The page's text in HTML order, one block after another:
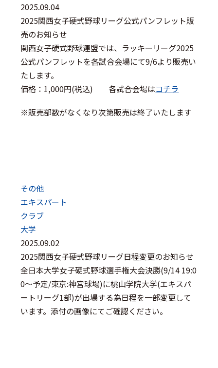
2025.09.04
2025関西女子硬式野球リーグ公式パンフレット販
売のお知らせ
関西女子硬式野球連盟では、ラッキーリーグ2025
公式パンフレットを各試合会場にて9/6より販売い
たします。
価格：1,000円(税込) 各試合会場はコチラ
※販売部数がなくなり次第販売は終了いたします
その他
エキスパート
クラブ
大学
2025.09.02
2025関西女子硬式野球リーグ日程変更のお知らせ
全日本大学女子硬式野球選手権大会決勝(9/14 19:0
0～予定/東京:神宮球場)に桃山学院大学(エキスパ
ートリーグ1部)が出場する為日程を一部変更して
います。添付の画像にてご確認ください。